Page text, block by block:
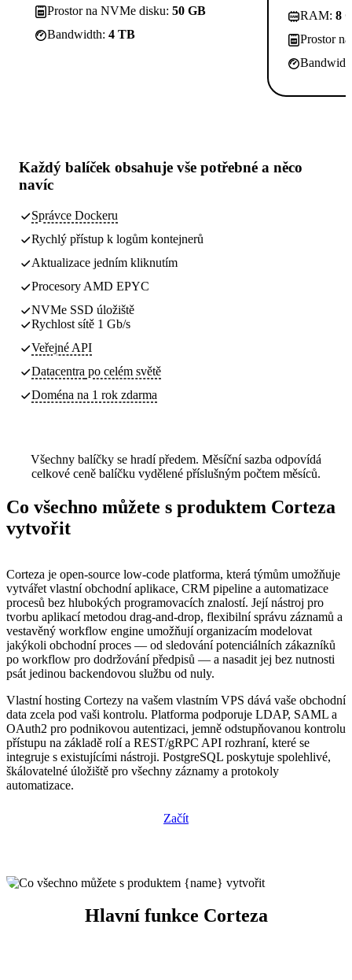
Prostor na NVMe disku: 50 GB
Bandwidth: 4 TB
RAM: 8
Prostor
Každý balíček obsahuje vše potřebné a něco
navíc
Správce Dockeru
Rychlý přístup k logům kontejnerů
Aktualizace jedním kliknutím
Procesory AMD EPYC
NVMe SSD úložiště
Rychlost sítě 1 Gb/s
Veřejné API
Datacentra po celém světě
Doména na 1 rok zdarma
Všechny balíčky se hradí předem. Měsíční sazba odpovídá
celkové ceně balíčku vydělené příslušným počtem měsíců.
Co všechno můžete s produktem Corteza
vytvořit
Corteza je open-source low-code platforma, která týmům umožňuje
vytvářet vlastní obchodní aplikace, CRM pipeline a automatizace
procesů bez hlubokých programovacích znalostí. Její nástroj pro
tvorbu aplikací metodou drag-and-drop, flexibilní správu záznamů a
vestavěný workflow engine umožňují organizacím modelovat
jakýkoli obchodní proces — od sledování potenciálních zákazníků
po workflow pro dodržování předpisů — a nasadit jej bez nutnosti
psát jedinou backendovou službu od nuly.
Vlastní hosting Cortezy na vašem vlastním VPS dává vaše obchodní
data zcela pod vaši kontrolu. Platforma podporuje LDAP, SAML a
OAuth2 pro podnikovou autentizaci, jemně odstupňovanou kontrolu
přístupu na základě rolí a REST/gRPC API rozhraní, které se
integruje s existujícími nástroji. PostgreSQL poskytuje spolehlivé,
škálovatelné úložiště pro všechny záznamy a protokoly
automatizace.
Začít
Hlavní funkce Corteza